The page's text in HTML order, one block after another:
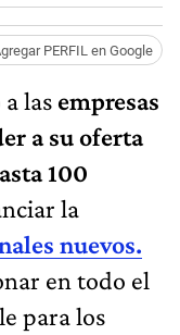
PERFIL en Google
las empresas
a su oferta
100
la
nuevos.
en todo el
para los